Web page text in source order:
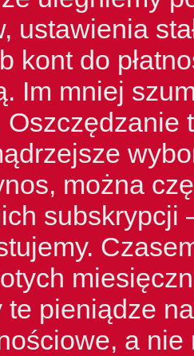
ustawienia
kont do
Im mniej
Oszczędzanie
można
subskrypcji
te pieniądze
a nie